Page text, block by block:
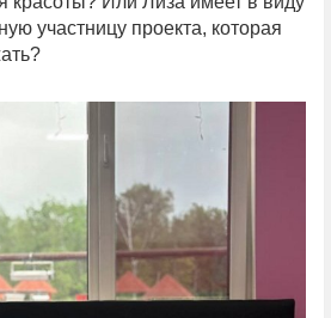
участницу проекта, которая